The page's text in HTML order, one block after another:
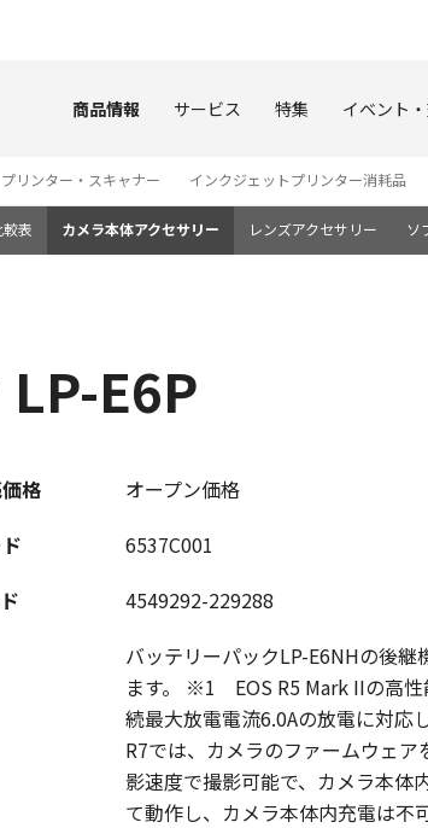
商品情報 サービス 特集 イベント
プリンター・スキャナー インクジェットプリンター消耗品
表 カメラ本体アクセサリー レンズアクセサリー ソ
E6P
格
オープン価格
6537C001
4549292-229288
バッテリーパックLP-E6NHの後
ます。 ※1 EOS R5 Mark IIの高性
続最大放電電流6.0Aの放電に対応
R7では、カメラのファームウェ
影速度で撮影可能で、カメラ本体
て動作し、カメラ本体内充電は不